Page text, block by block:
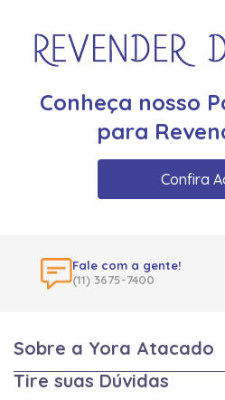
Conheça nosso
para
Confira
Fale com a gente!
(11) 3675-7400
Sobre a Yora Atacado
Tire suas Dúvidas